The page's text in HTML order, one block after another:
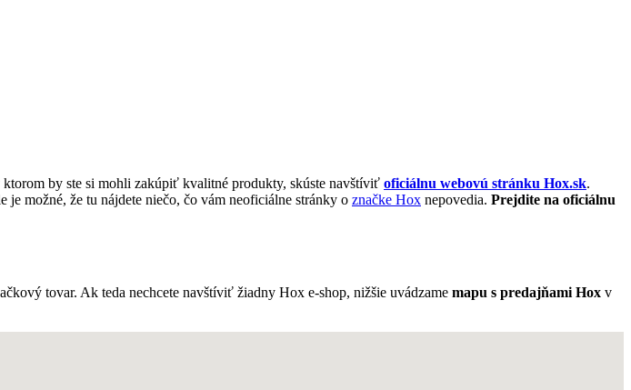
by ste si mohli zakúpiť kvalitné produkty, skúste navštíviť oficiálnu webovú stránku Hox.sk.
možné, že tu nájdete niečo, čo vám neoficiálne stránky o značke Hox nepovedia. Prejdite na oficiálnu
tovar. Ak teda nechcete navštíviť žiadny Hox e-shop, nižšie uvádzame mapu s predajňami Hox v